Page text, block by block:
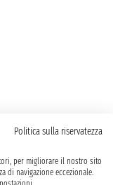
Politica sulla riservatezza
per migliorare il nostro sito
di navigazione eccezionale.